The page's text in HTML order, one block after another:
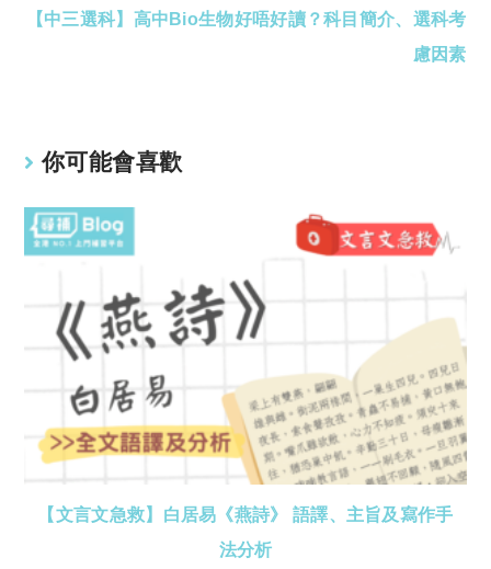
【中三選科】高中Bio生物好唔好讀？科目簡介、選科考
慮因素
你可能會喜歡
【文言文急救】白居易《燕詩》 語譯、主旨及寫作手
法分析